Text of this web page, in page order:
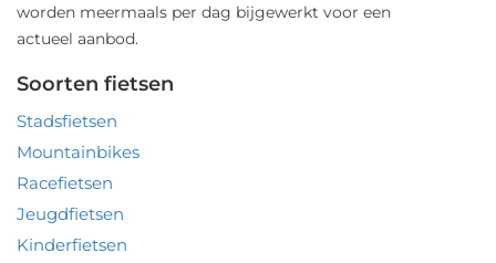
worden meermaals per dag bijgewerkt voor een
actueel aanbod.
Soorten fietsen
Stadsfietsen
Mountainbikes
Racefietsen
Jeugdfietsen
Kinderfietsen